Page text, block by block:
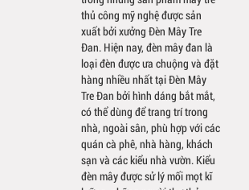
thủ công mỹ nghệ được sản
xuất bởi xưởng Đèn Mây Tre
Đan. Hiện nay, đèn mây đan là
loại đèn được ưa chuộng và đặt
hàng nhiều nhất tại Đèn Mây
Tre Đan bởi hình dáng bắt mắt,
có thể dùng để trang trí trong
nhà, ngoài sân, phù hợp với các
quán cà phê, nhà hàng, khách
sạn và các kiểu nhà vườn. Kiểu
đèn mây được sử lý mối mọt kĩ